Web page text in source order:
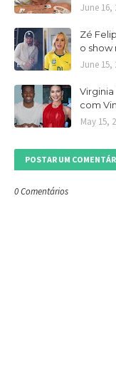
June 16,
Zé
o show
June 15,
com
May 15,
POSTAR UM
0 Comentários